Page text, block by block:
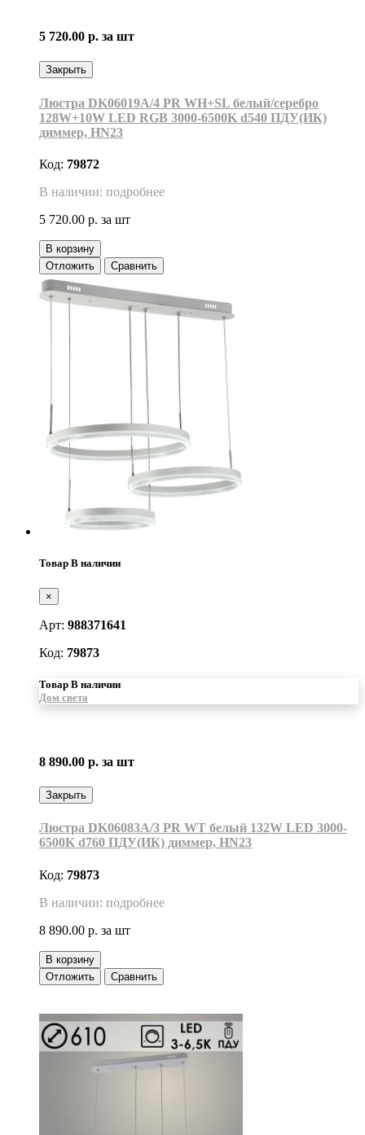
5 720.00 р. за шт
Закрыть
Люстра DK06019A/4 PR WH+SL белый/серебро
128W+10W LED RGB 3000-6500K d540 ПДУ(ИК)
диммер, HN23
Код: 79872
В наличии: подробнее
5 720.00 р. за шт
В корзину
Отложить
Сравнить
Товар В наличии
×
Арт: 988371641
Код: 79873
Товар В наличии
Дом света
8 890.00 р. за шт
Закрыть
Люстра DK06083A/3 PR WT белый 132W LED 3000-
6500K d760 ПДУ(ИК) диммер, HN23
Код: 79873
В наличии: подробнее
8 890.00 р. за шт
В корзину
Отложить
Сравнить